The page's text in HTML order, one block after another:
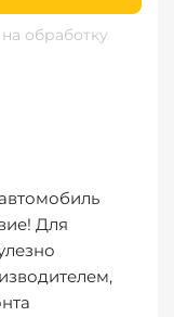
на обработку
Для